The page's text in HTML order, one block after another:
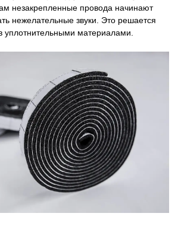
незакрепленные провода начинают
нежелательные звуки. Это решается
уплотнительными материалами.